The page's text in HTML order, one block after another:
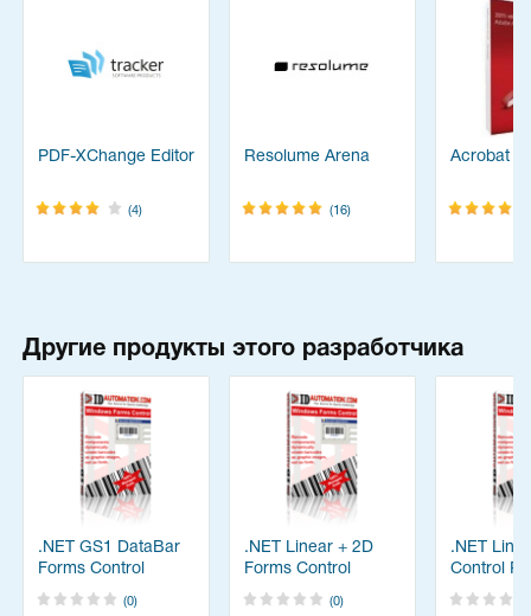
PDF-XChange Editor
(4)
Resolume Arena
(16)
Acrobat
Другие продукты этого разработчика
.NET GS1 DataBar
Forms Control
Package
(0)
.NET Linear + 2D
Forms Control
Package
(0)
.NET
Control